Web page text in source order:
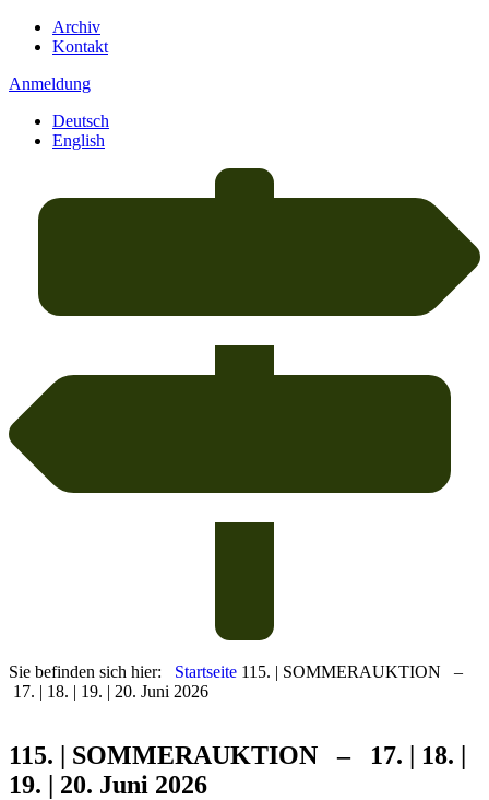
Archiv
Kontakt
Anmeldung
Deutsch
English
Sie befinden sich hier: Startseite 115. | SOMMERAUKTION –
17. | 18. | 19. | 20. Juni 2026
115. | SOMMERAUKTION – 17. | 18. |
19. | 20. Juni 2026